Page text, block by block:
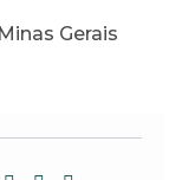
Gerais